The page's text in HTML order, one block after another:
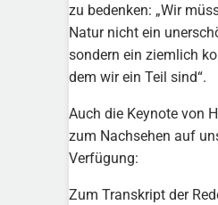
zu bedenken: „Wir
Natur nicht ein
sondern ein ziemlich
dem wir ein Teil sind“.
Auch die Keynote von
zum Nachsehen auf
Verfügung:
Zum Transkript der